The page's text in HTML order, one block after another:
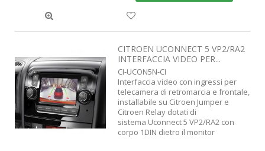
CITROEN UCONNECT 5 VP2/RA2
INTERFACCIA VIDEO PER...
CI-UCON5N-CI
Interfaccia video con ingressi per
telecamera di retromarcia e frontale,
installabile su Citroen Jumper e
Citroen Relay dotati di
sistema Uconnect 5 VP2/RA2 con
corpo 1DIN dietro il monitor